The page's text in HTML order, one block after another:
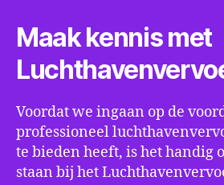
Maak kennis met
Voordat we ingaan op de
professioneel
te bieden heeft, is het handig
staan bij het